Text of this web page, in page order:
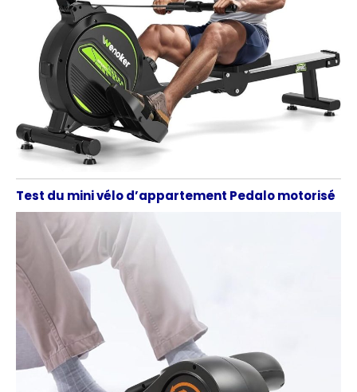
Test du mini vélo d’appartement Pedalo motorisé